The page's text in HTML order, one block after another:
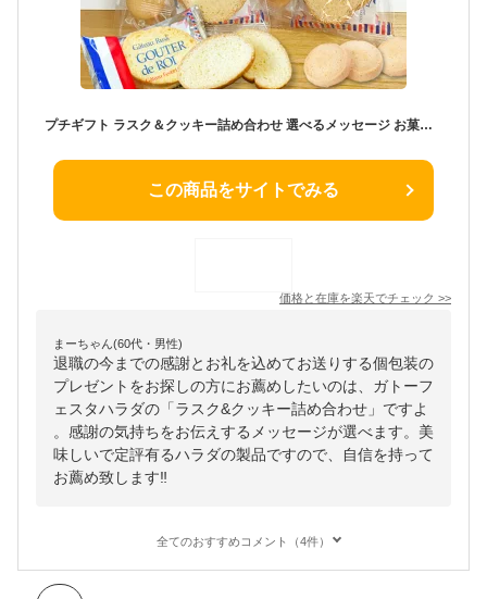
プチギフト ラスク＆クッキー詰め合わせ 選べるメッセージ お菓子 個包装 退職 可愛い おしゃれ 挨拶 お返し ばらまき 大量 記念品 産休 卒園 卒業 卒団 入社 来店 祝い ヘクセン ガトーフェスタハラダ デパ地下 結婚式 プレゼント チョコ ホワイトデー 300円 500円以下
この商品をサイトでみる
価格と在庫を楽天でチェック >>
まーちゃん(60代・男性)
退職の今までの感謝とお礼を込めてお送りする個包装の
プレゼントをお探しの方にお薦めしたいのは、ガトーフ
ェスタハラダの「ラスク&クッキー詰め合わせ」ですよ
。感謝の気持ちをお伝えするメッセージが選べます。美
味しいで定評有るハラダの製品ですので、自信を持って
お薦め致します‼️
全てのおすすめコメント（4件）